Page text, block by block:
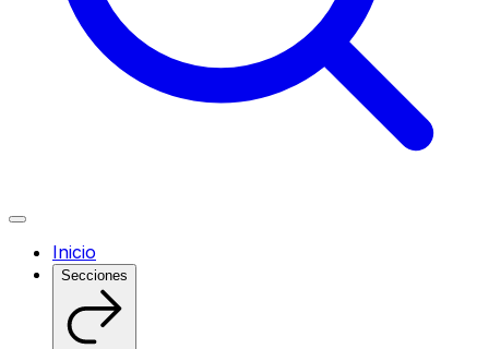
Inicio
Secciones